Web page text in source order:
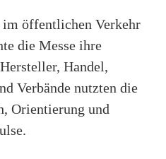
öffentlichen Verkehr
die Messe ihre
Handel,
Verbände nutzten die
Orientierung und